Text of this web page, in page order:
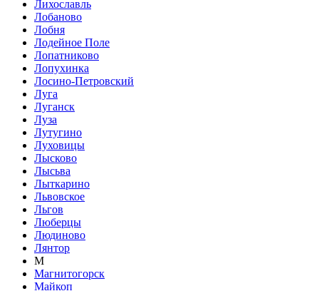
Лихославль
Лобаново
Лобня
Лодейное Поле
Лопатниково
Лопухинка
Лосино-Петровский
Луга
Луганск
Луза
Лутугино
Луховицы
Лысково
Лысьва
Лыткарино
Львовское
Льгов
Люберцы
Людиново
Лянтор
М
Магнитогорск
Майкоп